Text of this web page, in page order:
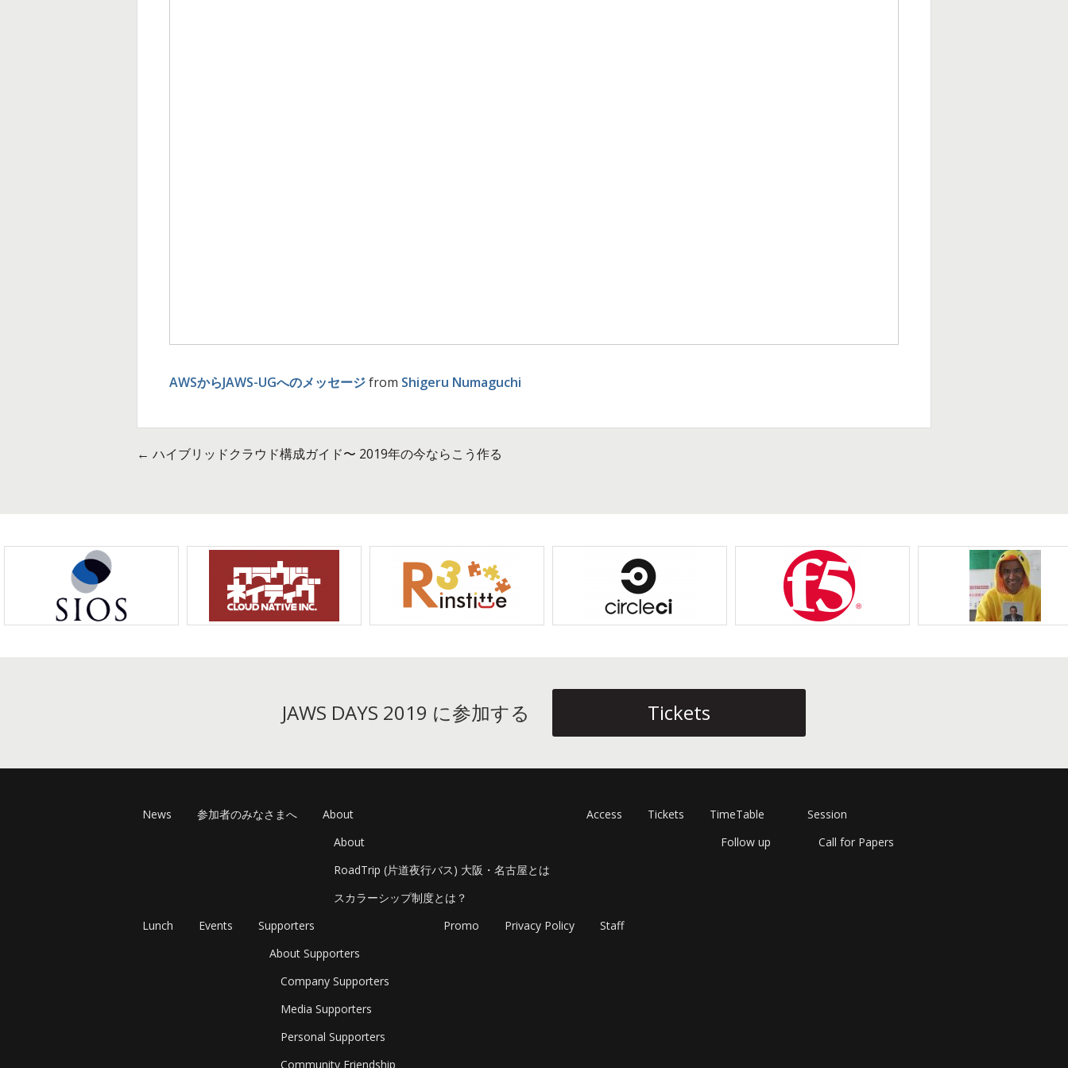
AWSからJAWS-UGへのメッセージfrom Shigeru Numaguchi
← ハイブリッドクラウド構成ガイド〜 2019年の今ならこう作る
JAWS DAYS 2019 に参加する Tickets
News 参加者のみなさまへ
About
About
RoadTrip (片道夜行バス) 大阪・名古屋とは
スカラーシップ制度とは？
Access Tickets
TimeTable
Follow up
Session
Call for Papers
Lunch Events
Supporters
About Supporters
Company Supporters
Media Supporters
Personal Supporters
Community Friendship
Promo Privacy Policy Staff